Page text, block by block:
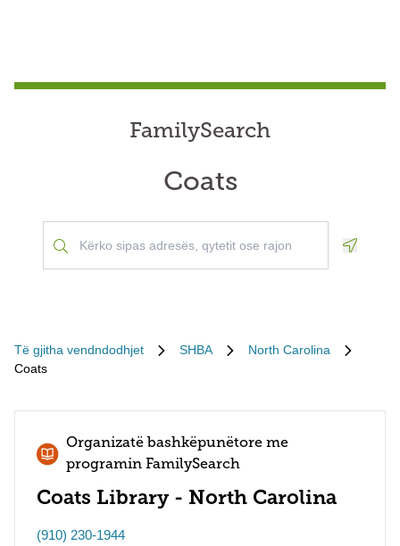
FamilySearch
Coats
Të gjitha vendndodhjet SHBA
North Carolina
Coats
Organizatë bashkëpunëtore me
programin FamilySearch
Coats Library - North Carolina
(910) 230-1944